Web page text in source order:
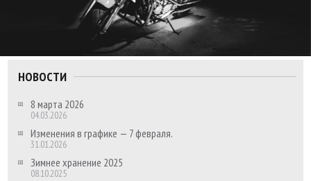
НОВОСТИ
8 марта 2026
04.03.2026
Изменения в графике — 7 февраля.
31.01.2026
Зимнее хранение 2025
08.10.2025